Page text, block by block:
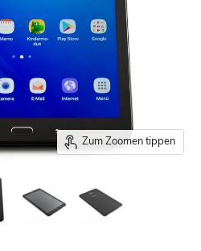
Zum Zoomen tippen